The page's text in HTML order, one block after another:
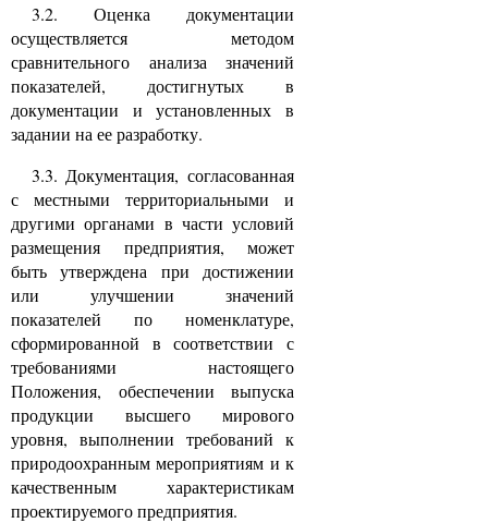
3.2. Оценка документации
осуществляется методом
сравнительного анализа значений
показателей, достигнутых в
документации и установленных в
задании на ее разработку.
3.3. Документация, согласованная
с местными территориальными и
другими органами в части условий
размещения предприятия, может
быть утверждена при достижении
или улучшении значений
показателей по номенклатуре,
сформированной в соответствии с
требованиями настоящего
Положения, обеспечении выпуска
продукции высшего мирового
уровня, выполнении требований к
природоохранным мероприятиям и к
качественным характеристикам
проектируемого предприятия.